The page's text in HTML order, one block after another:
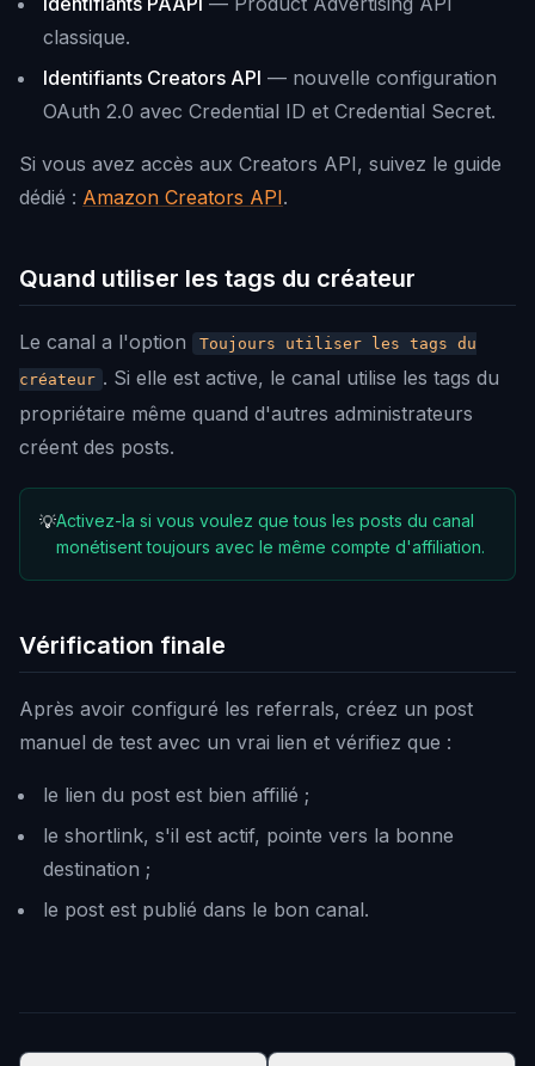
classique.
Identifiants Creators API — nouvelle configuration
OAuth 2.0 avec Credential ID et Credential Secret.
Si vous avez accès aux Creators API, suivez le guide
dédié : Amazon Creators API.
Quand utiliser les tags du créateur
Le canal a l'option
Toujours utiliser les tags du
créateur . Si elle est active, le canal utilise les tags du
propriétaire même quand d'autres administrateurs
créent des posts.
💡Activez-la si vous voulez que tous les posts du canal
monétisent toujours avec le même compte d'affiliation.
Vérification finale
Après avoir configuré les referrals, créez un post
manuel de test avec un vrai lien et vérifiez que :
le lien du post est bien affilié ;
le shortlink, s'il est actif, pointe vers la bonne
destination ;
le post est publié dans le bon canal.